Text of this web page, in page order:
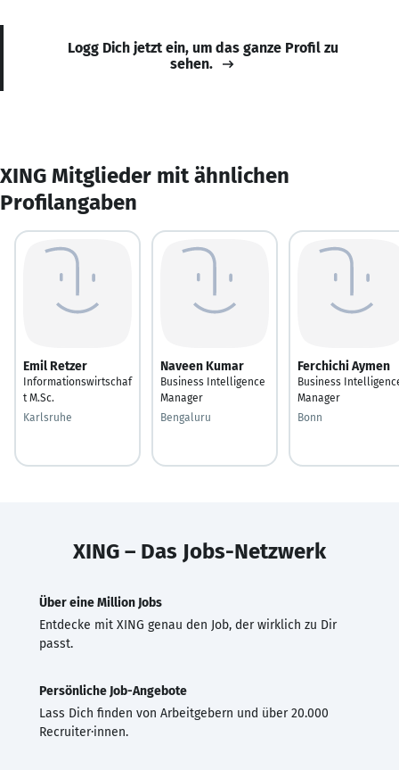
Logg Dich jetzt ein, um das ganze Profil zu
sehen.
XING Mitglieder mit ähnlichen
Profilangaben
Emil Retzer
Informationswirtschaf
t M.Sc.
Karlsruhe
Naveen Kumar
Business Intelligence
Manager
Bengaluru
Ferchichi Aymen
Business
Manager
Bonn
XING – Das Jobs-Netzwerk
Über eine Million Jobs
Entdecke mit XING genau den Job, der wirklich zu Dir
passt.
Persönliche Job-Angebote
Lass Dich finden von Arbeitgebern und über 20.000
Recruiter·innen.